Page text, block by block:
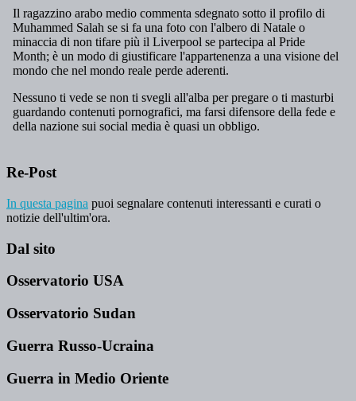
Re-Post
In questa pagina puoi segnalare contenuti interessanti e curati o
notizie dell'ultim'ora.
Dal sito
Osservatorio USA
Osservatorio Sudan
Guerra Russo-Ucraina
Guerra in Medio Oriente